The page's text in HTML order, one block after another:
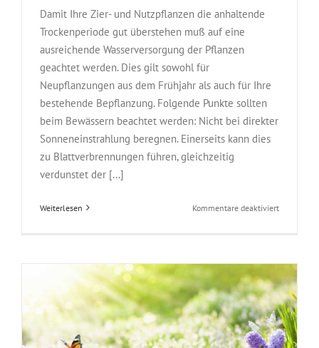
Damit Ihre Zier- und Nutzpflanzen die anhaltende
Trockenperiode gut überstehen muß auf eine
ausreichende Wasserversorgung der Pflanzen
geachtet werden. Dies gilt sowohl für
Neupflanzungen aus dem Frühjahr als auch für Ihre
bestehende Bepflanzung. Folgende Punkte sollten
beim Bewässern beachtet werden: Nicht bei direkter
Sonneneinstrahlung beregnen. Einerseits kann dies
zu Blattverbrennungen führen, gleichzeitig
verdunstet der [...]
Weiterlesen Kommentare deaktiviertfür
Garten
jetzt
unbedingt
richtig